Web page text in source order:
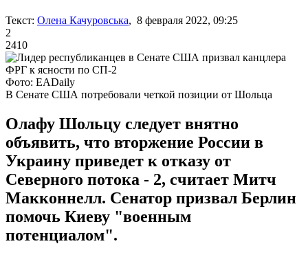
Текст: Олена Качуровська, 8 февраля 2022, 09:25
2
2410
Фото: EADaily
В Сенате США потребовали четкой позиции от Шольца
Олафу Шольцу следует внятно
объявить, что вторжение России в
Украину приведет к отказу от
Северного потока - 2, считает Митч
Макконнелл. Сенатор призвал Берлин
помочь Киеву "военным
потенциалом".